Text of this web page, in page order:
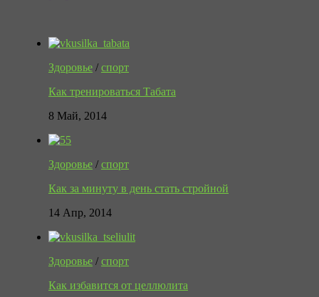
Здоровье /спорт
Как тренироваться Табата
8 Май, 2014
Здоровье /спорт
Как за минуту в день стать стройной
14 Апр, 2014
Здоровье /спорт
Как избавится от целлюлита